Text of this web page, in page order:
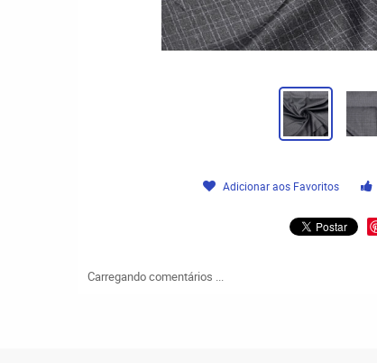
Adicionar aos Favoritos
Carregando comentários ...